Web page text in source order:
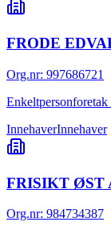
FRODE
Org.nr: 997686721
InnehaverInnehaver
FRISIKT ØST
Org.nr: 984734387